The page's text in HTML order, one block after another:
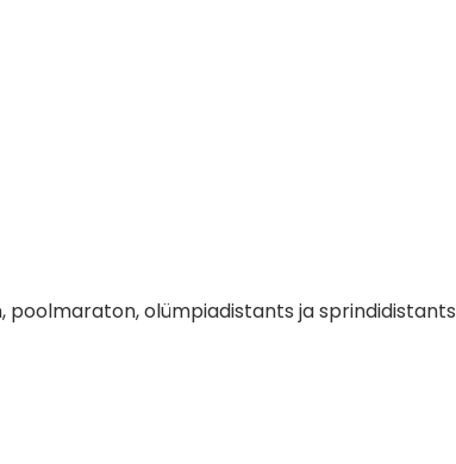
poolmaraton, olümpiadistants ja sprindidistants